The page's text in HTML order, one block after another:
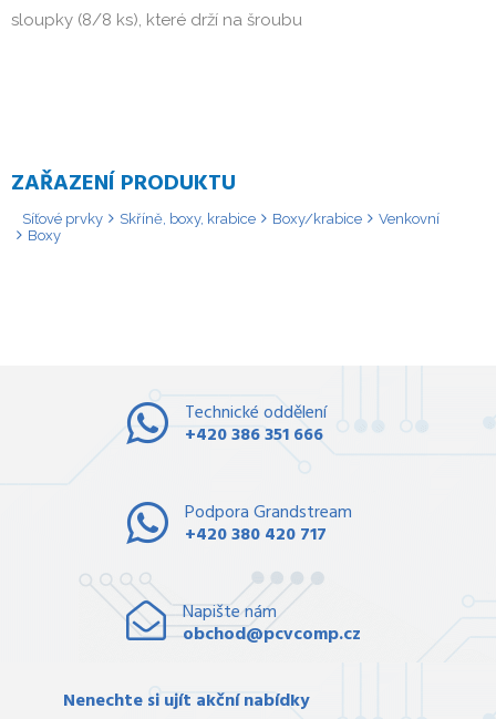
sloupky (8/8 ks), které drží na šroubu
ZAŘAZENÍ PRODUKTU
Síťové prvky Skříně, boxy, krabice Boxy/krabice
Venkovní
Boxy
Technické oddělení
+420 386 351 666
Podpora Grandstream
+420 380 420 717
Napište nám
obchod@pcvcomp.cz
Nenechte si ujít akční nabídky